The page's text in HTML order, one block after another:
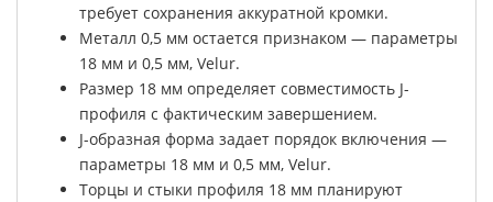
требует сохранения аккуратной кромки.
Металл 0,5 мм остается признаком — параметры
18 мм и 0,5 мм, Velur.
Размер 18 мм определяет совместимость J-
профиля с фактическим завершением.
J-образная форма задает порядок включения —
параметры 18 мм и 0,5 мм, Velur.
Торцы и стыки профиля 18 мм планируют